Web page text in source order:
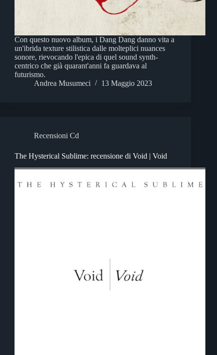
Con questo nuovo album, i Dang Dang danno vita a
un'ibrida texture stilistica dalle molteplici nuances
sonore, rievocando l'epica di quel sound synth-
centrico che già quarant'anni fa guardava al
futurismo.
Andrea Musumeci
13 Maggio 2023
Recensioni Cd
The Hysterical Sublime: recensione di Void | Void